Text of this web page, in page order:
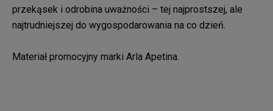
przekąsek i odrobina uważności – tej najprostszej, ale
najtrudniejszej do wygospodarowania na co dzień.
Materiał promocyjny marki Arla Apetina.